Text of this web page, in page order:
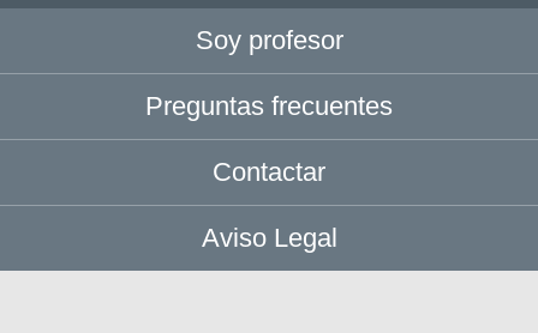
Soy profesor
Preguntas frecuentes
Contactar
Aviso Legal